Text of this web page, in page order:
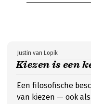
Kiezen is een
Justin van Lopik
Een filosofische
van kiezen — ook